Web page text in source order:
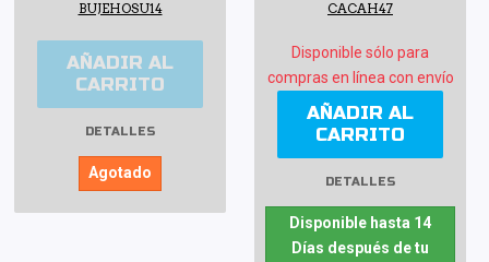
BUJEHOSU14
AÑADIR AL
CARRITO
DETALLES
Agotado
CACAH47
Disponible sólo para
compras en línea con envío
AÑADIR AL
CARRITO
DETALLES
Disponible hasta 14
Días después de tu